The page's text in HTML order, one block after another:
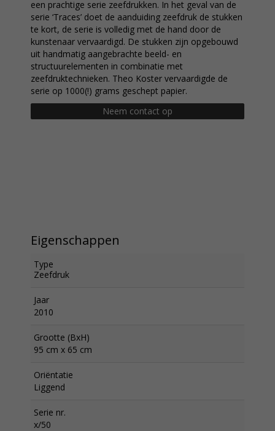
een prachtige serie zeefdrukken. In het geval van de
serie ‘Traces’ doet de aanduiding zeefdruk de stukken
te kort, de serie is volledig met de hand door de
kunstenaar vervaardigd. De stukken zijn opgebouwd
uit handmatig aangebrachte beeld- en
structuurelementen in combinatie met
zeefdruktechnieken. Theo Koster vervaardigde de
serie op 1000(!) grams geschept papier.
Neem contact op
Eigenschappen
Type
Zeefdruk
Jaar
2010
Grootte (BxH)
95 cm x 65 cm
Oriëntatie
Liggend
Serie nr.
x/50